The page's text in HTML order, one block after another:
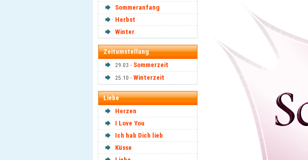
Sommeranfang
Herbst
Winter
Zeitumstellung
29.03 - Sommerzeit
25.10 - Winterzeit
Liebe
Herzen
I Love You
Ich hab Dich lieb
Küsse